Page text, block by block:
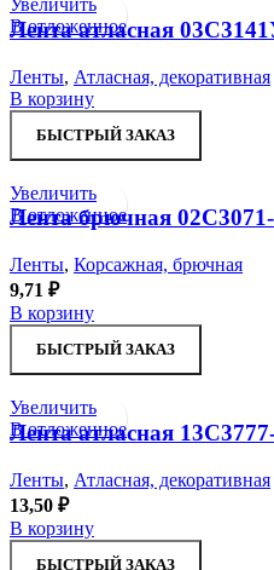
Увеличить
В отложенное
Лента атласная
Ленты, Атласная, декоративная
В корзину
БЫСТРЫЙ ЗАКАЗ
Увеличить
В отложенное
Лента брючная
Ленты, Корсажная, брючная
9,71 ₽
В корзину
БЫСТРЫЙ ЗАКАЗ
Увеличить
В отложенное
Лента атласная
Ленты, Атласная, декоративная
13,50 ₽
В корзину
БЫСТРЫЙ ЗАКАЗ